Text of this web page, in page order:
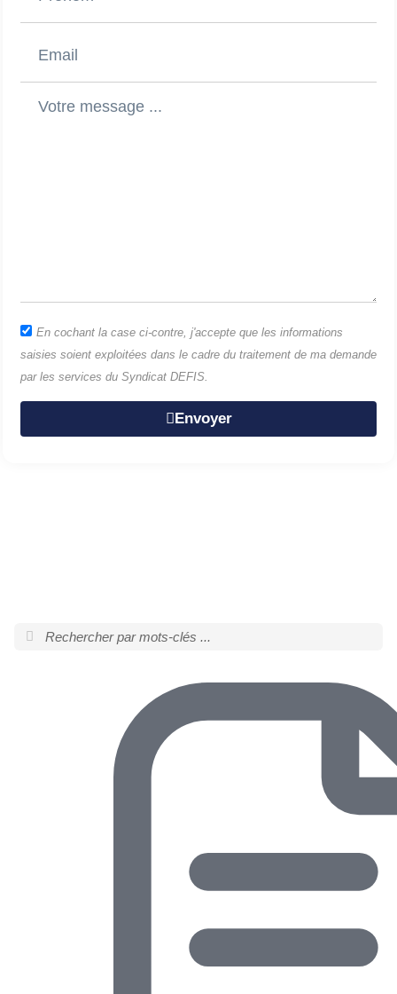
En cochant la case ci-contre, j'accepte que les informations
saisies soient exploitées dans le cadre du traitement de ma demande
par les services du Syndicat DEFIS.
Envoyer